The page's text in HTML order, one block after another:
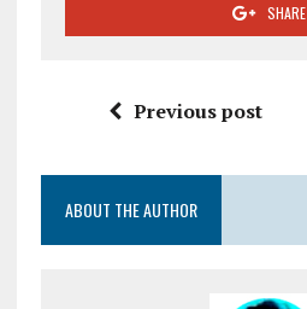
SHARE
Previous post
ABOUT THE AUTHOR